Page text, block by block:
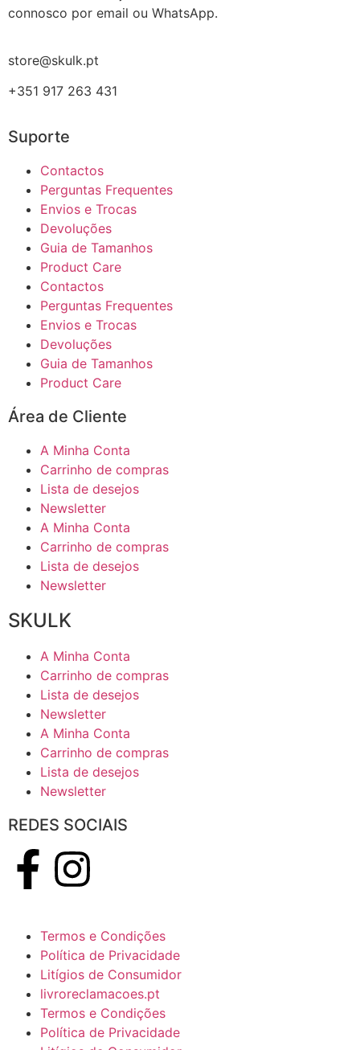
connosco por email ou WhatsApp.
store@skulk.pt
+351 917 263 431
Suporte
Contactos
Perguntas Frequentes
Envios e Trocas
Devoluções
Guia de Tamanhos
Product Care
Contactos
Perguntas Frequentes
Envios e Trocas
Devoluções
Guia de Tamanhos
Product Care
Área de Cliente
A Minha Conta
Carrinho de compras
Lista de desejos
Newsletter
A Minha Conta
Carrinho de compras
Lista de desejos
Newsletter
SKULK
A Minha Conta
Carrinho de compras
Lista de desejos
Newsletter
A Minha Conta
Carrinho de compras
Lista de desejos
Newsletter
REDES SOCIAIS
Termos e Condições
Política de Privacidade
Litígios de Consumidor
livroreclamacoes.pt
Termos e Condições
Política de Privacidade